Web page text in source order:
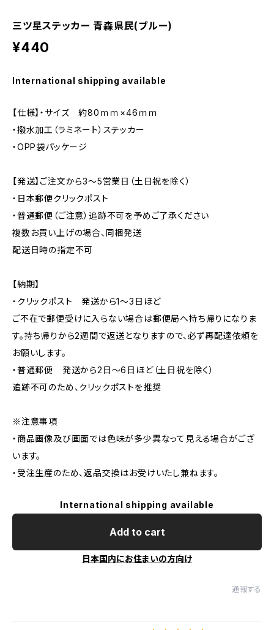
三ツ星ステッカー 青森県民(ブルー)
¥440
International shipping available
【仕様】・サイズ 約80ｍｍ×46ｍｍ
・撥水加工（ラミネート）ステッカー
・OPP袋パッケージ
【発送】ご注文から3〜5営業日（土日祝を除く）
・日本郵便クリックポスト
・普通郵便（ご注意）追跡不可を予めご了承ください
複数お買い上げの場合、同梱発送
配送日時の指定不可
【納期】
・クリックポスト 発送から1〜3日ほど
ご不在で郵便受けに入らない場合は郵便局へ持ち帰りになりま
す。持ち帰りから2週間で返送となりますので、必ず再配達依頼を
お願いします。
・普通郵便 発送から2日〜6日ほど（土日祝を除く）
追跡不可のため、クリックポストを推奨
※注意事項
・商品画像及び画面では色味が多少異なって見える場合がござ
います。
・受注生産のため、返品交換はお受けいたし兼ねます。
International shipping available
Add to cart
日本国内にお住まいの方向け
通報する